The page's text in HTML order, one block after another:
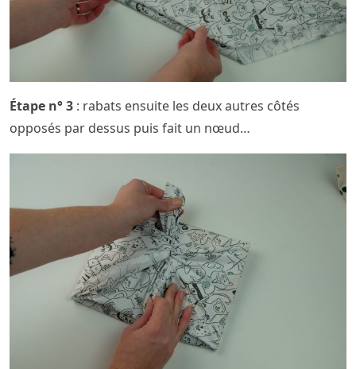
Étape n° 3 : rabats ensuite les deux autres côtés
opposés par dessus puis fait un nœud…